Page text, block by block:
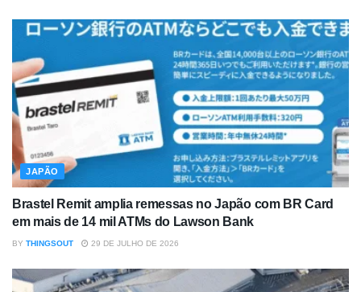
JAPÃO
Brastel Remit amplia remessas no Japão com BR Card
em mais de 14 mil ATMs do Lawson Bank
BY THINGSOUT 29 DE JULHO DE 2026